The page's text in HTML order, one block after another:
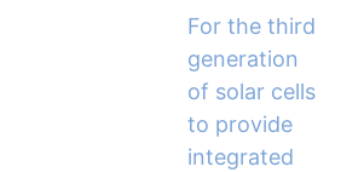
For the third
generation
of solar cells
to provide
integrated